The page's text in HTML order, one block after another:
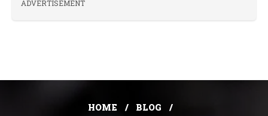
ADVERTISEMENT
HOME
BLOG